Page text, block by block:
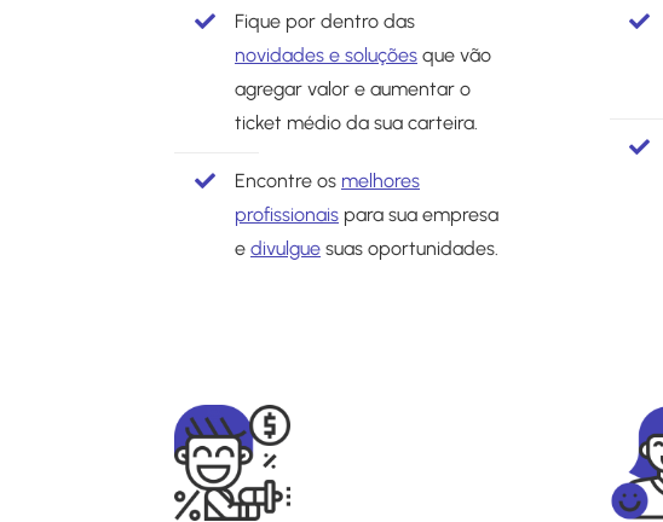
Fique por dentro das
novidades e soluções que vão
agregar valor e aumentar o
ticket médio da sua carteira.
Encontre os melhores
profissionais para sua empresa
e divulgue suas oportunidades.